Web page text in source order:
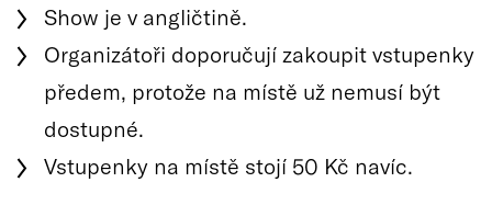
Show je v angličtině.
Organizátoři doporučují zakoupit vstupenky
předem, protože na místě už nemusí být
dostupné.
Vstupenky na místě stojí 50 Kč navíc.